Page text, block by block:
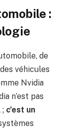
:
de
véhicules
Nvidia
n’est pas
; c’est un